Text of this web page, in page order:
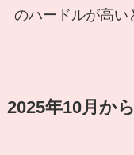
のハードルが高い
2025年10月か